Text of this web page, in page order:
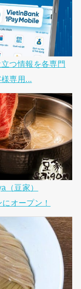
つ情報を各専門
専用...
（豆家）
オープン！